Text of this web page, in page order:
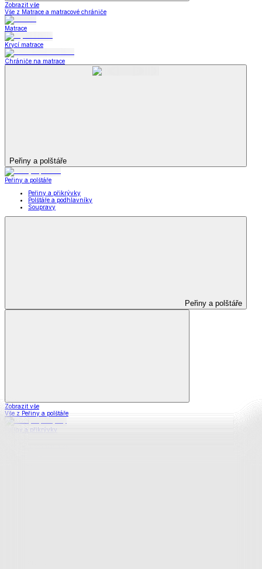
Zobrazit vše
Vše z Matrace a matracové chrániče
Matrace
Krycí matrace
Chrániče na matrace
Peřiny a polštáře
Peřiny a polštáře
Peřiny a přikrývky
Polštáře a podhlavníky
Soupravy
Peřiny a polštáře
Zobrazit vše
Vše z Peřiny a polštáře
Peřiny a přikrývky